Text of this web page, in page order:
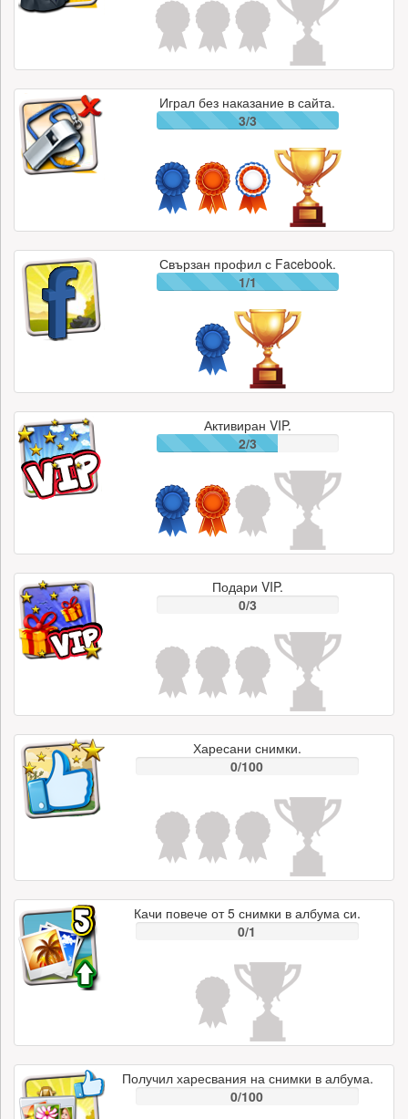
Играл без наказание в сайта.
3/3
Свързан профил с Facebook.
1/1
Активиран VIP.
2/3
Подари VIP.
0/3
Харесани снимки.
0/100
Качи повече от 5 снимки в албума си.
0/1
Получил харесвания на снимки в албума.
0/100